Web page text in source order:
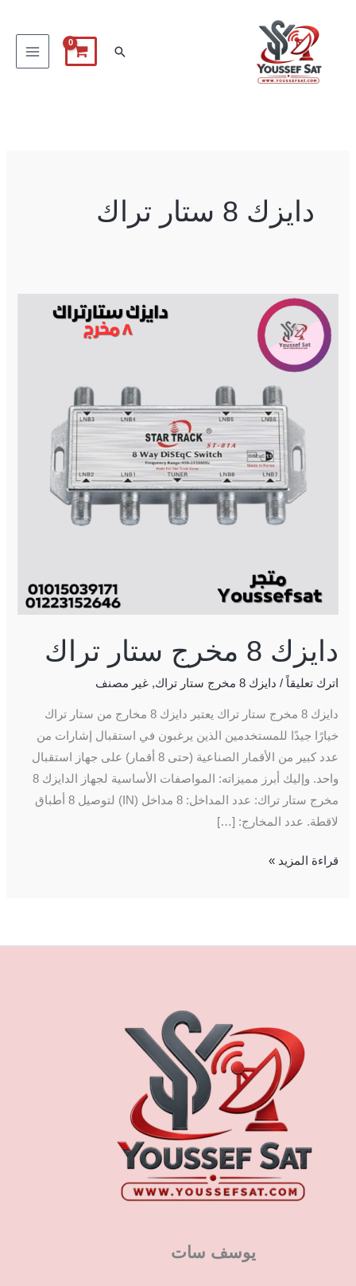
البحث
دايزك 8 ستار تراك
دايزك 8 مخرج ستار تراك
اترك تعليقاً / دايزك 8 مخرج ستار تراك ,غير مصنف
دايزك 8 مخرج ستار تراك يعتبر دايزك 8 مخارج من ستار تراك
خيارًا جيدًا للمستخدمين الذين يرغبون في استقبال إشارات من
عدد كبير من الأقمار الصناعية (حتى 8 أقمار) على جهاز استقبال
واحد. وإليك أبرز مميزاته: المواصفات الأساسية لجهاز الدايزك 8
مخرج ستار تراك: عدد المداخل: 8 مداخل (IN) لتوصيل 8 أطباق
لاقطة. عدد المخارج: […]
دايزك
مخرج
ستار
قراءة المزيد »
يوسف سات